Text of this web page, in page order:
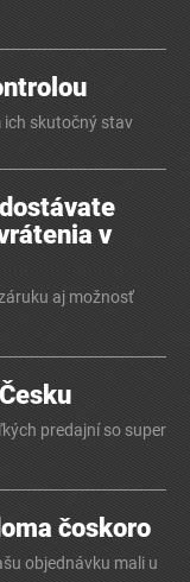
ich skutočný stav
v
aj možnosť
predajní so super
čoskoro
objednávku mali u